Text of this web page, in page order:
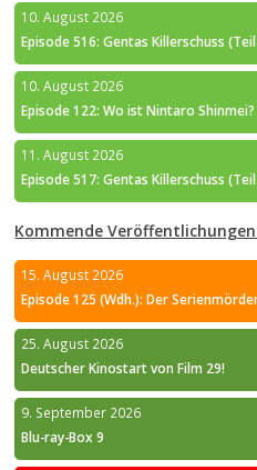
10. August 2026
Episode 516: Gentas Killerschuss
10. August 2026
Episode 122: Wo ist Nintaro Shinmei?
11. August 2026
Episode 517: Gentas Killerschuss
Kommende
15. August 2026
Episode 125 (Wdh.): Der
25. August 2026
Deutscher Kinostart von Film 29!
9. September 2026
Blu-ray-Box 9